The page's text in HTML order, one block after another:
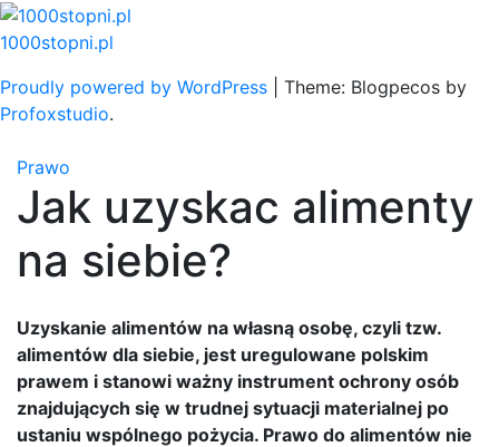
Skip
to
1000stopni.pl
Proudly powered by WordPress
Theme: Blogpecos by
Profoxstudio.
Prawo
Jak uzyskac alimenty
na siebie?
Uzyskanie alimentów na własną osobę, czyli tzw.
alimentów dla siebie, jest uregulowane polskim
prawem i stanowi ważny instrument ochrony osób
znajdujących się w trudnej sytuacji materialnej po
ustaniu wspólnego pożycia. Prawo do alimentów nie